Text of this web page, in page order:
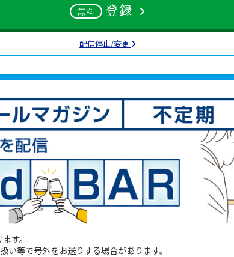
無料 登録
配信停止/変更
す。
等で号外をお送りする場合があります。